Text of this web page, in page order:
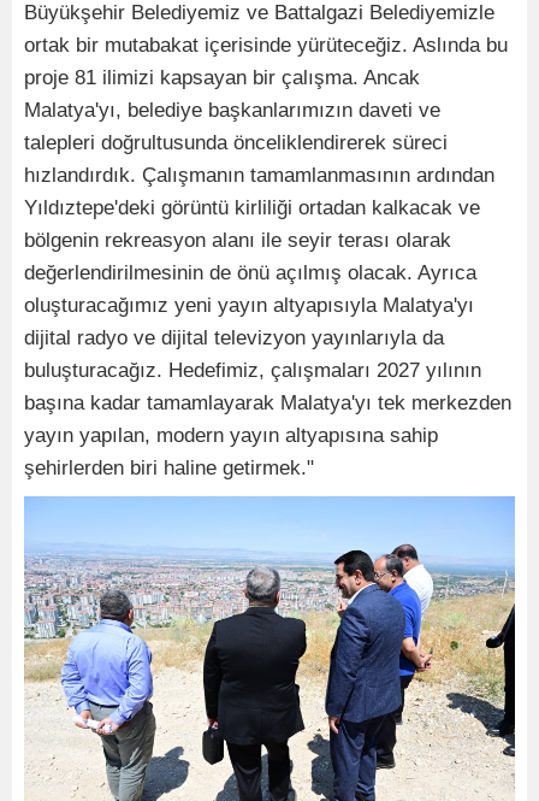
Büyükşehir Belediyemiz ve Battalgazi Belediyemizle
ortak bir mutabakat içerisinde yürüteceğiz. Aslında bu
proje 81 ilimizi kapsayan bir çalışma. Ancak
Malatya'yı, belediye başkanlarımızın daveti ve
talepleri doğrultusunda önceliklendirerek süreci
hızlandırdık. Çalışmanın tamamlanmasının ardından
Yıldıztepe'deki görüntü kirliliği ortadan kalkacak ve
bölgenin rekreasyon alanı ile seyir terası olarak
değerlendirilmesinin de önü açılmış olacak. Ayrıca
oluşturacağımız yeni yayın altyapısıyla Malatya'yı
dijital radyo ve dijital televizyon yayınlarıyla da
buluşturacağız. Hedefimiz, çalışmaları 2027 yılının
başına kadar tamamlayarak Malatya'yı tek merkezden
yayın yapılan, modern yayın altyapısına sahip
şehirlerden biri haline getirmek."